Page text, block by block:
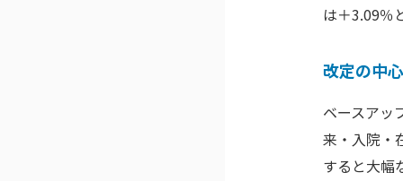
は＋3.09％
改定の中
ベースアッ
来・入院・
すると大幅